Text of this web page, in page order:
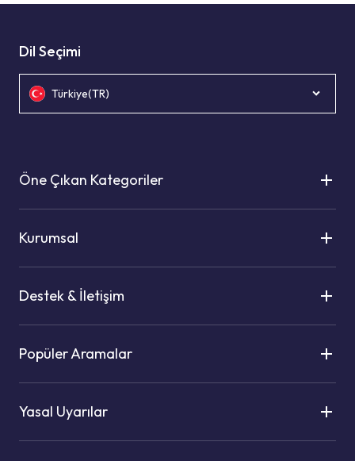
Dil Seçimi
Türkiye(TR)
Öne Çıkan Kategoriler
Kurumsal
Destek & İletişim
Popüler Aramalar
Yasal Uyarılar